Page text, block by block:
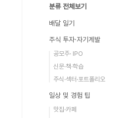
분류 전체보기
배달 일기
주식 투자·자기계발
공모주· IPO
신문·책·학습
주식·섹터·포트폴리오
일상 및 경험 팁
맛집·카페